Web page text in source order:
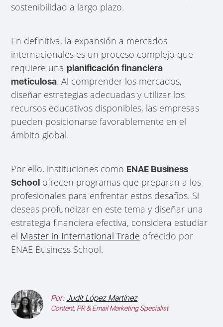
sostenibilidad a largo plazo.
En definitiva, la expansión a mercados
internacionales es un proceso complejo que
requiere unaplanificación financiera
meticulosa. Al comprender los mercados,
diseñar estrategias adecuadas y utilizar los
recursos educativos disponibles, las empresas
pueden posicionarse favorablemente en el
ámbito global.
Por ello, instituciones como ENAE Business
School ofrecen programas que preparan a los
profesionales para enfrentar estos desafíos. Si
deseas profundizar en este tema y diseñar una
estrategia financiera efectiva, considera estudiar
el Master in International Trade ofrecido por
ENAE Business School.
Por: Judit López Martínez
Content, PR & Email Marketing Specialist